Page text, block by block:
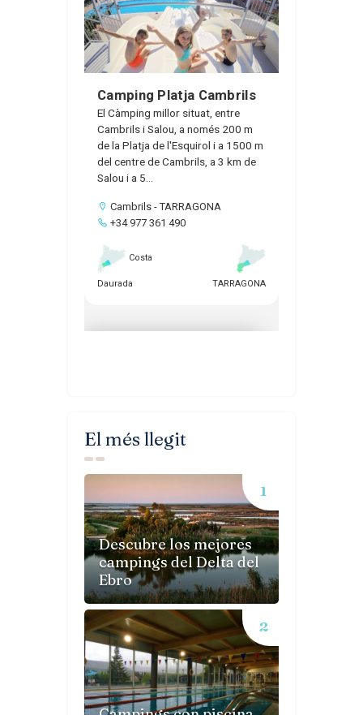
El més llegit
Descubre los mejores
campings del Delta del
Ebro